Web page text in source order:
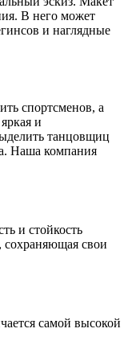
В него может
и наглядные
спортсменов, а
и
танцовщиц
Наша компания
и стойкость
сохраняющая свои
самой высокой